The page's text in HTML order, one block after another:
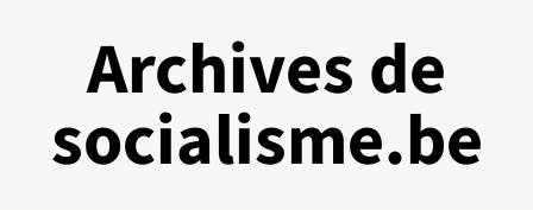
Archives de
socialisme.be